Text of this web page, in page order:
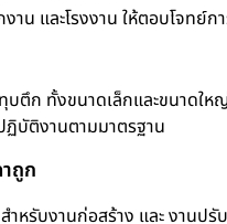
น และโรงงาน ให้ตอบโจทย์ก
ตึก ทั้งขนาดเล็กและขนาดใ
บัติงานตามมาตรฐาน
ถูก
ำหรับงานก่อสร้าง และ งา